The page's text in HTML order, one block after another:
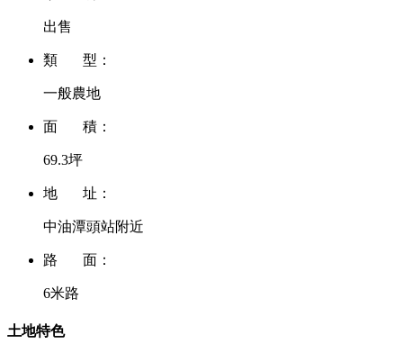
出售
類 型：
一般農地
面 積：
69.3坪
地 址：
中油潭頭站附近
路 面：
6米路
土地特色